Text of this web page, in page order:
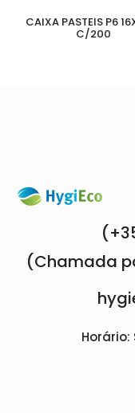
CAIXA PASTEIS P6
C/200
(Chamada
Horário: